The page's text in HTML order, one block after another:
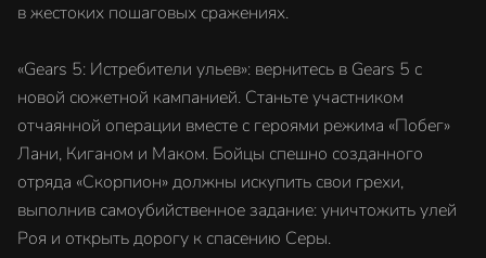
в жестоких пошаговых сражениях.
«Gears 5: Истребители ульев»: вернитесь в Gears 5 с
новой сюжетной кампанией. Станьте участником
отчаянной операции вместе с героями режима «Побег»
Лани, Киганом и Маком. Бойцы спешно созданного
отряда «Скорпион» должны искупить свои грехи,
выполнив самоубийственное задание: уничтожить улей
Роя и открыть дорогу к спасению Серы.